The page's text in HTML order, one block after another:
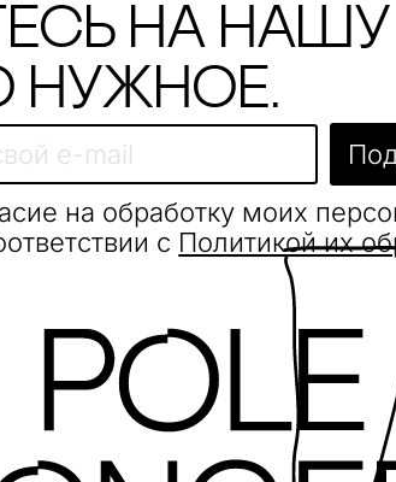
на нашу
нужное.
на обработку моих
с Политикой их